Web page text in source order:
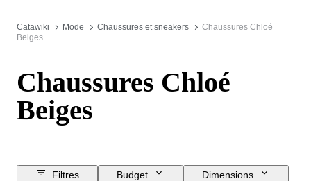
Catawiki Mode Chaussures et sneakers
Chaussures Chloé
Beiges
Chaussures Chloé
Beiges
Filtres Budget
Dimensions